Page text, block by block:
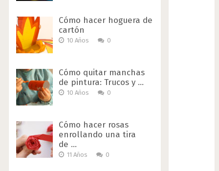
Cómo hacer hoguera de
cartón
10 Años 0
Cómo quitar manchas
de pintura: Trucos y …
10 Años 0
Cómo hacer rosas
enrollando una tira
de …
11 Años 0